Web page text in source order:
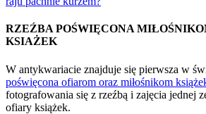
RZEŹBA POŚWIĘCONA
KSIAŻEK
W antykwariacie znajduje się pierwsza w
poświęcona ofiarom oraz miłośnikom
fotografowania się z rzeźbą i zajęcia jednej
ofiary książek.